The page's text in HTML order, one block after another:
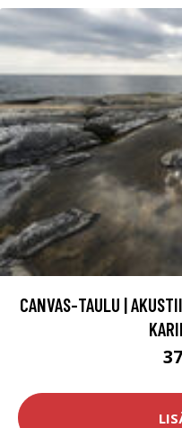
CANVAS-TAULU |